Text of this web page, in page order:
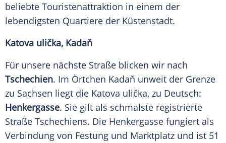
beliebte Touristenattraktion in einem der
lebendigsten Quartiere der Küstenstadt.
Katova ulička, Kadaň
Für unsere nächste Straße blicken wir nach
Tschechien. Im Örtchen Kadaň unweit der Grenze
zu Sachsen liegt die Katova ulička, zu Deutsch:
Henkergasse. Sie gilt als schmalste registrierte
Straße Tschechiens. Die Henkergasse fungiert als
Verbindung von Festung und Marktplatz und ist 51